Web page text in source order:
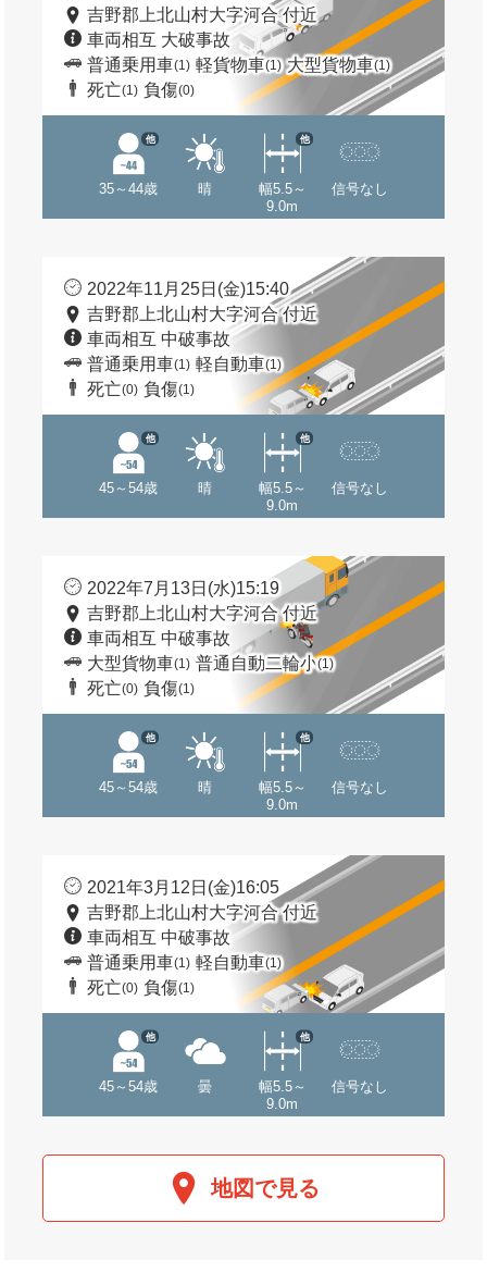
吉野郡上北山村大字河合 付近
車両相互 大破事故
普通乗用車(1) 軽貨物車(1) 大型貨物車(1)
死亡(1) 負傷(0)
35～44歳
他
晴
幅5.5～
9.0m
他
信号なし
2022年11月25日(金)15:40
吉野郡上北山村大字河合 付近
車両相互 中破事故
普通乗用車(1) 軽自動車(1)
死亡(0) 負傷(1)
45～54歳
他
晴
幅5.5～
9.0m
他
信号なし
2022年7月13日(水)15:19
吉野郡上北山村大字河合 付近
車両相互 中破事故
大型貨物車(1) 普通自動二輪小(1)
死亡(0) 負傷(1)
45～54歳
他
晴
幅5.5～
9.0m
他
信号なし
2021年3月12日(金)16:05
吉野郡上北山村大字河合 付近
車両相互 中破事故
普通乗用車(1) 軽自動車(1)
死亡(0) 負傷(1)
45～54歳
他
曇
幅5.5～
9.0m
他
信号なし
地図で見る